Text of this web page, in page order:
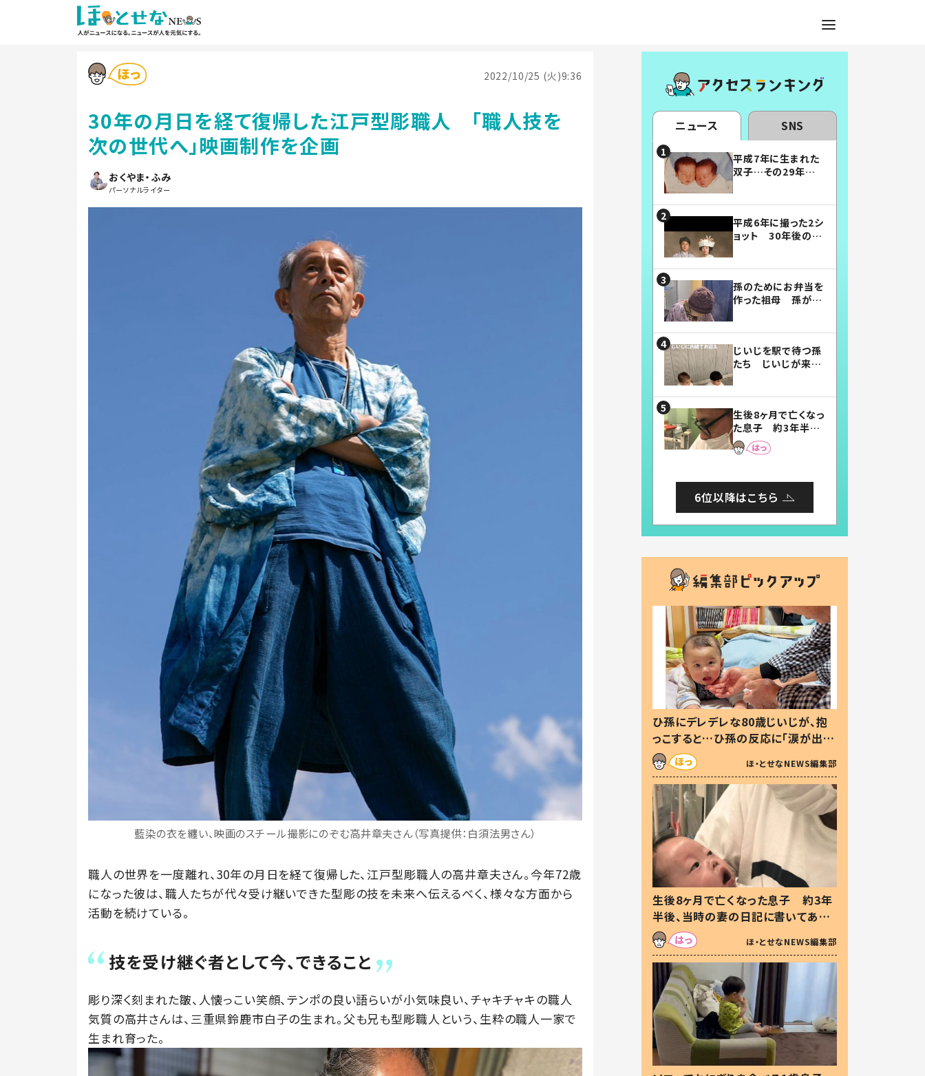
2022/10/25 (火)9:36
30年の月日を経て復帰した江戸型彫職人 「職人技を
次の世代へ」映画制作を企画
おくやま・ふみ
パーソナルライター
藍染の衣を纏い、映画のスチール撮影にのぞむ高井章夫さん（写真提供：白須法男さん）
職人の世界を一度離れ、30年の月日を経て復帰した、江戸型彫職人の高井章夫さん。今年72歳
になった彼は、職人たちが代々受け継いできた型彫の技を未来へ伝えるべく、様々な方面から
活動を続けている。
技を受け継ぐ者として今、できること
彫り深く刻まれた皺、人懐っこい笑顔、テンポの良い語らいが小気味良い、チャキチャキの職人
気質の高井さんは、三重県鈴鹿市白子の生まれ。父も兄も型彫職人という、生粋の職人一家で
生まれ育った。
ニュース SNS
平成7年に生まれた
双子…その29年後
平成6年に撮った2シ
ョット 30年後の姿
孫のためにお弁当を
作った祖母 孫が絶
じいじを駅で待つ孫
たち じいじが来た
まらない」「幸せにな
れる」
生後8ヶ月で亡くなっ
た息子 約3年半
後、当時の妻の日記
に書いてあった本音
6位以降はこちら
ひ孫にデレデレな80歳じいじが、抱
っこすると…ひ孫の反応に「涙が出ま
した」「可愛くて仕方ない」
ほ・とせなNEWS編集部
生後8ヶ月で亡くなった息子 約3年
半後、当時の妻の日記に書いてあっ
た本音とは
ほ・とせなNEWS編集部